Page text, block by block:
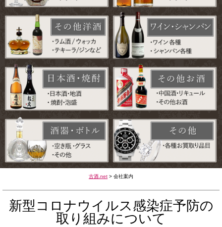
古酒.net > 会社案内
新型コロナウイルス感染症予防の
取り組みについて